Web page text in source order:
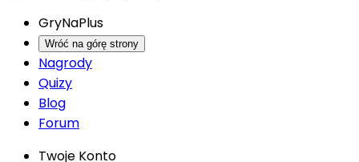
GryNaPlus
Wróć na górę strony
Nagrody
Quizy
Blog
Forum
Twoje Konto